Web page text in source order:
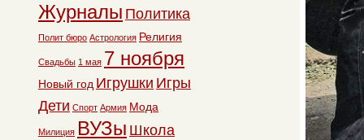
Журналы Политика
Полит бюро Астрология Религия
Свадьбы 1 мая 7 ноября
Новый год Игрушки Игры
Дети Спорт Армия Мода
Милиция ВУЗы Школа